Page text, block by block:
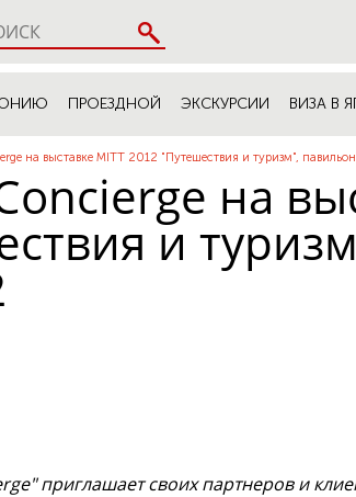
ПРОЕЗДНОЙ ЭКСКУРСИИ ВИЗА В
на выставке MITT 2012 "Путешествия и туризм",
на
и
приглашает своих партнеров и